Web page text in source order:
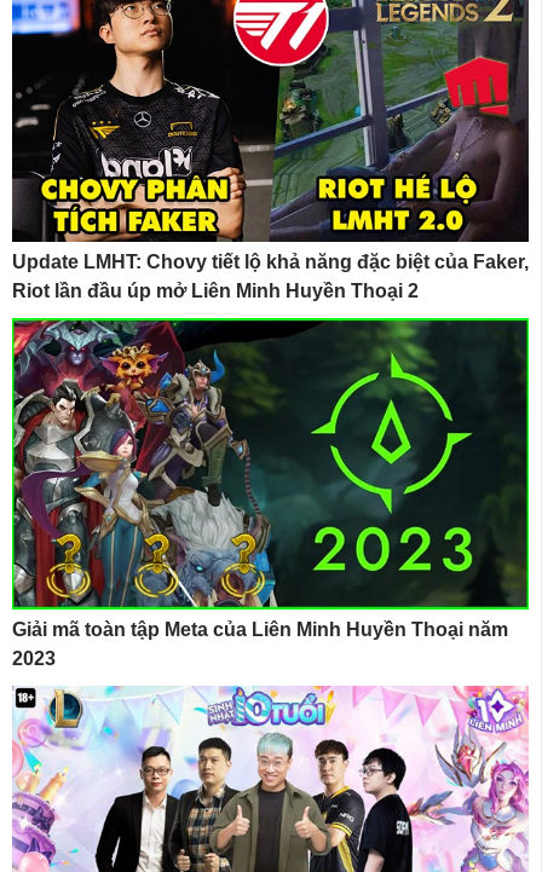
Update LMHT: Chovy tiết lộ khả năng đặc biệt của Faker,
Riot lần đầu úp mở Liên Minh Huyền Thoại 2
Giải mã toàn tập Meta của Liên Minh Huyền Thoại năm
2023